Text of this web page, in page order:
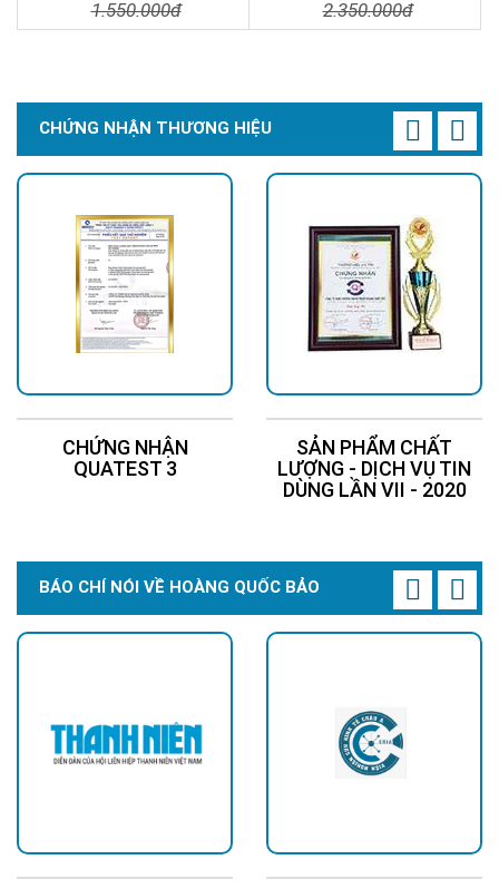
Đèn năng lượng mặt trờiBH 5 năm chỉ từ
Đèn năng lượng mặt trời 500w, tấm pin lớn
Đèn năng lượng mặt trời sân vườnđộ sáng
sáng cao
Đèn năng lượng mặt trời 1000wtấm pin lớn,
Light 100W
1.550.000đ 2.350.000đ
CHỨNG NHẬN THƯƠNG HIỆU
CHỨNG NHẬN
QUATEST 3
SẢN PHẨM CHẤT
LƯỢNG - DỊCH VỤ TIN
DÙNG LẦN VII - 2020
BÁO CHÍ NÓI VỀ HOÀNG QUỐC BẢO